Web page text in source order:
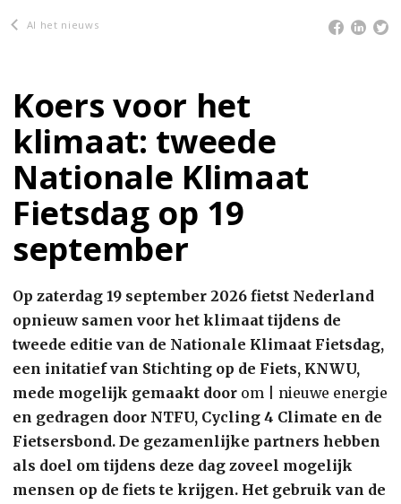
Al het nieuws
Koers voor het
klimaat: tweede
Nationale Klimaat
Fietsdag op 19
september
Op zaterdag 19 september 2026 fietst Nederland
opnieuw samen voor het klimaat tijdens de
tweede editie van de Nationale Klimaat Fietsdag,
een initatief van Stichting op de Fiets, KNWU,
mede mogelijk gemaakt door om | nieuwe energie
en gedragen door NTFU, Cycling 4 Climate en de
Fietsersbond. De gezamenlijke partners hebben
als doel om tijdens deze dag zoveel mogelijk
mensen op de fiets te krijgen. Het gebruik van de